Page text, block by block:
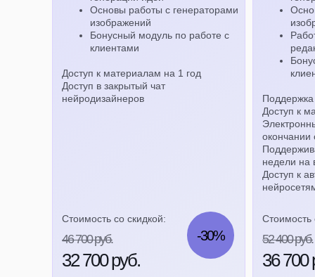
Доступ к
окончании
недели на
Доступ к
-30% 52 400 руб.
36 700
Стоимость
46 700 руб.
32 700 руб.
Основы работы с генераторами
изображений
Бонусный модуль по работе с
клиентами
Доступ к материалам на 1 год
Доступ в закрытый чат
нейродизайнеров
Стоимость со скидкой: